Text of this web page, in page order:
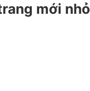
mới nhỏ